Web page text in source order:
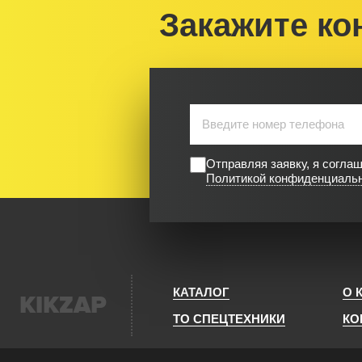
Закажите
Отправляя заявку, я
Политикой
KIKZAP КАТАЛОГ
О
ТО СПЕЦТЕХНИКИ